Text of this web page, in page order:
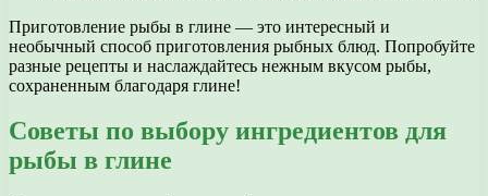
Приготовление рыбы в глине — это интересный и
необычный способ приготовления рыбных блюд. Попробуйте
разные рецепты и наслаждайтесь нежным вкусом рыбы,
сохраненным благодаря глине!
Советы по выбору ингредиентов для
рыбы в глине